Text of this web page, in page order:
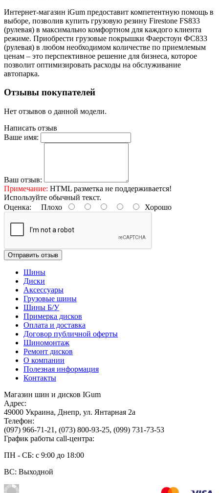
Интернет-магазин iGum предоставит компетентную помощь в
выборе, позволив купить грузовую резину Firestone FS833
(рулевая) в максимально комфортном для каждого клиента
режиме. Приобрести грузовые покрышки Фаерстоун ФС833
(рулевая) в любом необходимом количестве по приемлемым
ценам – это перспективное решение для бизнеса, которое
позволит оптимизировать расходы на обслуживание
автопарка.
Отзывы покупателей
Нет отзывов о данной модели.
Написать отзыв
Ваше имя:
Ваш отзыв:
Примечание: HTML разметка не поддерживается!
Используйте обычный текст.
Оценка: Плохо Хорошо
Отправить отзыв
Шины
Диски
Аксессуары
Грузовые шины
Шины Б/У
Примерка дисков
Оплата и доставка
Договор публичной оферты
Шиномонтаж
Ремонт дисков
О компании
Полезная информация
Контакты
Магазин шин и дисков IGum
Адрес:
49000 Украина, Днепр, ул. Янтарная 2а
Телефон:
(097) 966-71-21 , (073) 800-93-25, (099) 731-73-53
График работы call-центра:
ПН - СБ: с 9:00 до 18:00
ВС: Выходной